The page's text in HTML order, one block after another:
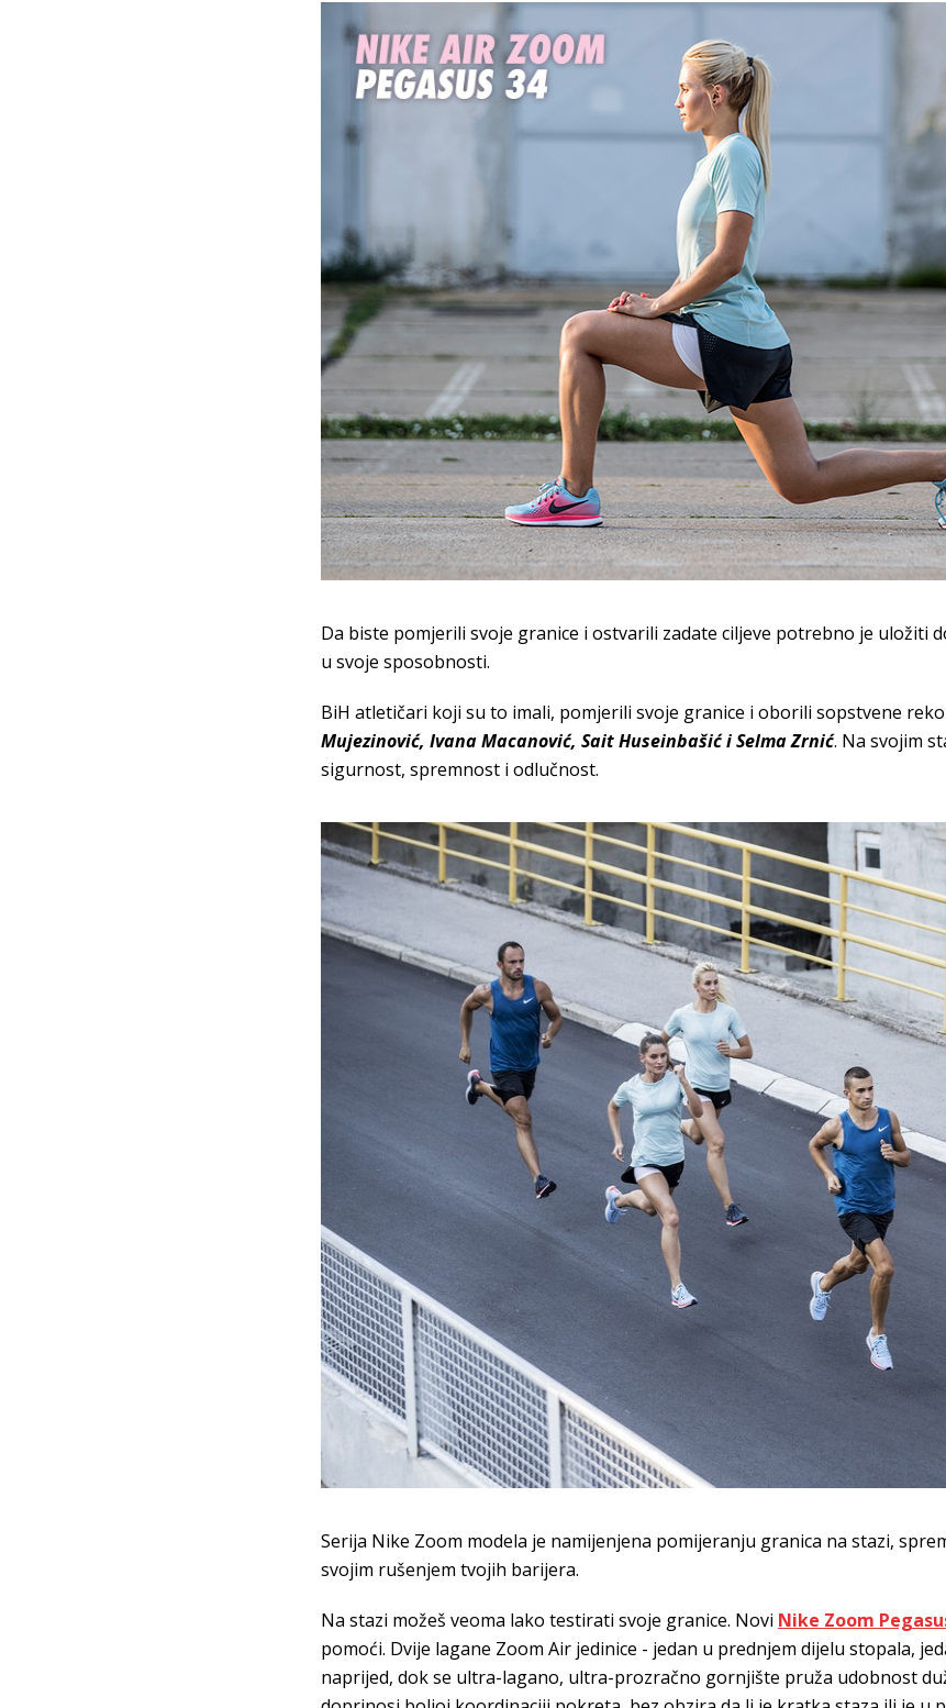
Da biste pomjerili svoje granice i ostvarili zadate ciljeve potrebno je uložiti
u svoje sposobnosti.
BiH atletičari koji su to imali, pomjerili svoje granice i oborili sopstvene
Mujezinović, Ivana Macanović, Sait Huseinbašić i Selma Zrnić. Na svojim
sigurnost, spremnost i odlučnost.
Serija Nike Zoom modela je namijenjena pomijeranju granica na stazi,
svojim rušenjem tvojih barijera.
Na stazi možeš veoma lako testirati svoje granice. Novi Nike Zoom
pomoći. Dvije lagane Zoom Air jedinice - jedan u prednjem dijelu stopala,
naprijed, dok se ultra-lagano, ultra-prozračno gornjište pruža udobnost